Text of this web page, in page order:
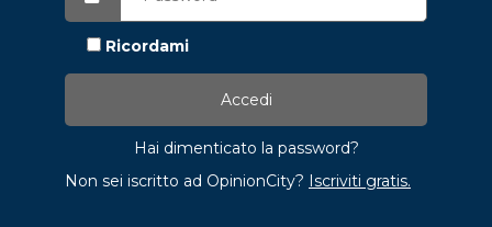
Ricordami
Hai dimenticato la password?
Non sei iscritto ad OpinionCity? Iscriviti gratis.